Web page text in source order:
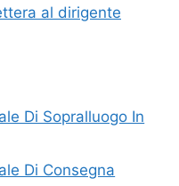
al dirigente
Di Sopralluogo In
Di Consegna